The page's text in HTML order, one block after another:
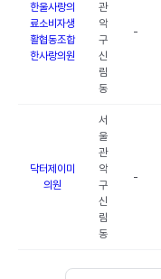
한울사랑의
료소비자생
활협동조합
한사랑의원
관
악
구
신
림
동
-
닥터제이미
의원
서
울
관
악
구
신
림
동
-